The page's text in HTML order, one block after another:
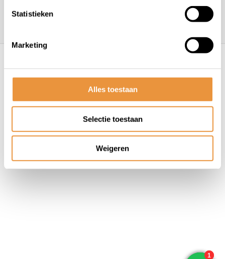
Statistieken
Marketing
Alles toestaan
Selectie toestaan
Weigeren
Algemene voorwaarden Disclaimer
Privacy
Policy
Sitemap